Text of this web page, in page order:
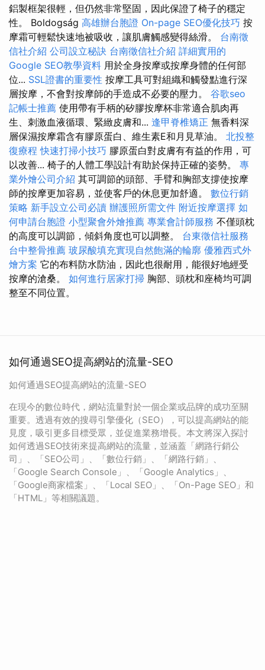
鋁製框架很輕，但仍然非常堅固，因此保證了椅子的穩定
性。 Boldogság 高雄辦台胞證 On-page SEO優化技巧 按
摩霜可輕鬆快速地被吸收，讓肌膚觸感變得絲滑。 台南徵
信社介紹 公司設立秘訣 台南徵信社介紹 詳細實用的
Google SEO教學資料 用於全身按摩或按摩身體的任何部
位... SSL證書的重要性 按摩工具可對組織和觸發點進行深
層按摩，不會對按摩師的手造成不必要的壓力。 谷歌seo
記帳士推薦 使用帶有手柄的矽膠按摩杯非常適合肌肉再
生、刺激血液循環、緊緻皮膚和... 逢甲脊椎矯正 無香料深
層保濕按摩霜含有膠原蛋白、維生素E和月見草油。 北投整
復療程 快速打掃小技巧 膠原蛋白對皮膚有有益的作用，可
以改善... 椅子的人體工學設計有助於保持正確的姿勢。 專
業外燴公司介紹 其可調節的頭部、手臂和胸部支撐使按摩
師的按摩更加容易，並使客戶的休息更加舒適。 數位行銷
策略 新手設立公司必讀 辦護照所需文件 附近按摩選擇 如
何申請台胞證 小型聚會外燴推薦 專業會計師服務 不僅頭枕
的高度可以調節，傾斜角度也可以調整。 台東徵信社服務
台中整骨推薦 玻尿酸填充實現自然飽滿的輪廓 優雅西式外
燴方案 它的布料防水防油，因此也很耐用，能很好地經受
按摩的滄桑。 如何進行居家打掃 胸部、頭枕和座椅均可調
整至不同位置。
如何通過SEO提高網站的流量-SEO
如何通過SEO提高網站的流量-SEO
在現今的數位時代，網站流量對於一個企業或品牌的成功至關
重要。透過有效的搜尋引擎優化（SEO），可以提高網站的能
見度，吸引更多目標受眾，並促進業務增長。本文將深入探討
如何透過SEO技術來提高網站的流量，並涵蓋「網路行銷公
司」、「SEO公司」、「數位行銷」、「網路行銷」、
「Google Search Console」、「Google Analytics」、
「Google商家檔案」、「Local SEO」、「On-Page SEO」和
「HTML」等相關議題。